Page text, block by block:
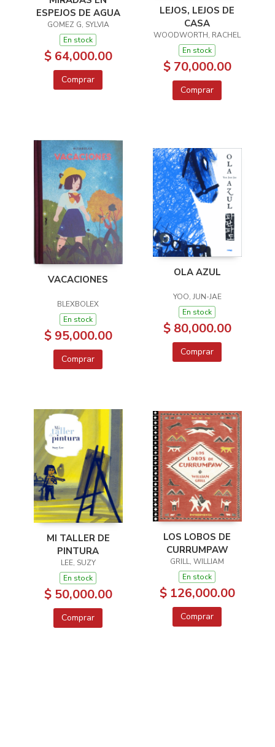
ESPEJOS DE AGUA
GOMEZ G, SYLVIA
En stock
$ 64,000.00
Comprar
LEJOS, LEJOS DE
CASA
WOODWORTH, RACHEL
En stock
$ 70,000.00
Comprar
VACACIONES
BLEXBOLEX
En stock
$ 95,000.00
Comprar
OLA AZUL
YOO, JUN-JAE
En stock
$ 80,000.00
Comprar
MI TALLER DE
PINTURA
LEE, SUZY
En stock
$ 50,000.00
Comprar
LOS LOBOS DE
CURRUMPAW
GRILL, WILLIAM
En stock
$ 126,000.00
Comprar